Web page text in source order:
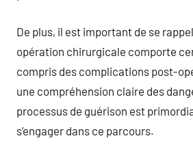
De plus, il est important de se
opération chirurgicale comporte
compris des complications post-
une compréhension claire des
processus de guérison est
s’engager dans ce parcours.